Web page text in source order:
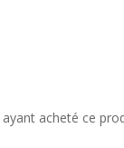
acheté ce